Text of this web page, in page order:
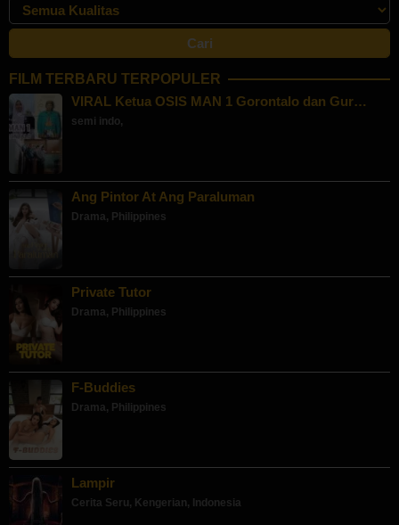
FILM TERBARU TERPOPULER
VIRAL Ketua OSIS MAN 1 Gorontalo dan Gur…
semi indo,
Ang Pintor At Ang Paraluman
Drama, Philippines
Private Tutor
Drama, Philippines
F-Buddies
Drama, Philippines
Lampir
Cerita Seru, Kengerian, Indonesia